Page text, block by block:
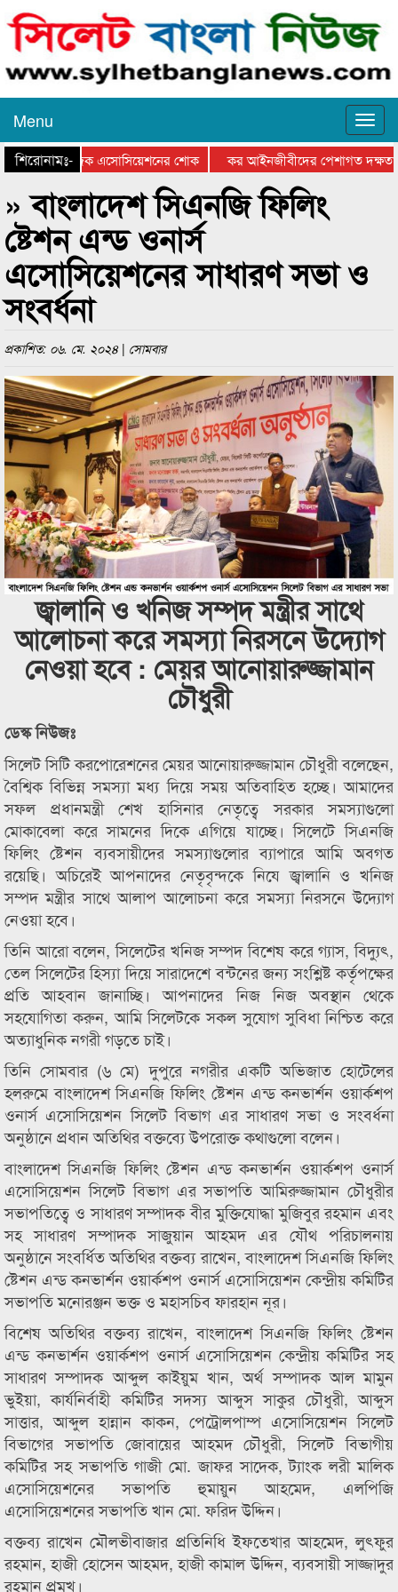
Menu
শিরোনামঃ-
মিউজিক এসোসিয়েশনের শোক কর আইনজীবীদের পেশাগত দক্ষতা
» বাংলাদেশ সিএনজি ফিলিং
ষ্টেশন এন্ড ওনার্স
এসোসিয়েশনের সাধারণ সভা ও
সংবর্ধনা
প্রকাশিত: ০৬. মে. ২০২৪ | সোমবার
জ্বালানি ও খনিজ সম্পদ মন্ত্রীর সাথে
আলোচনা করে সমস্যা নিরসনে উদ্যোগ
নেওয়া হবে : মেয়র আনোয়ারুজ্জামান
চৌধুরী
ডেস্ক নিউজঃ
সিলেট সিটি করপোরেশনের মেয়র আনোয়ারুজ্জামান চৌধুরী বলেছেন,
বৈশ্বিক বিভিন্ন সমস্যা মধ্য দিয়ে সময় অতিবাহিত হচ্ছে। আমাদের
সফল প্রধানমন্ত্রী শেখ হাসিনার নেতৃত্বে সরকার সমস্যাগুলো
মোকাবেলা করে সামনের দিকে এগিয়ে যাচ্ছে। সিলেটে সিএনজি
ফিলিং ষ্টেশন ব্যবসায়ীদের সমস্যাগুলোর ব্যাপারে আমি অবগত
রয়েছি। অচিরেই আপনাদের নেতৃবৃন্দকে নিযে জ্বালানি ও খনিজ
সম্পদ মন্ত্রীর সাথে আলাপ আলোচনা করে সমস্যা নিরসনে উদ্যোগ
নেওয়া হবে।
তিনি আরো বলেন, সিলেটের খনিজ সম্পদ বিশেষ করে গ্যাস, বিদ্যুৎ,
তেল সিলেটের হিস্যা দিয়ে সারাদেশে বন্টনের জন্য সংশ্লিষ্ট কর্তৃপক্ষের
প্রতি আহবান জানাচ্ছি। আপনাদের নিজ নিজ অবস্থান থেকে
সহযোগিতা করুন, আমি সিলেটকে সকল সুযোগ সুবিধা নিশ্চিত করে
অত্যাধুনিক নগরী গড়তে চাই।
তিনি সোমবার (৬ মে) দুপুরে নগরীর একটি অভিজাত হোটেলের
হলরুমে বাংলাদেশ সিএনজি ফিলিং ষ্টেশন এন্ড কনভার্শন ওয়ার্কশপ
ওনার্স এসোসিয়েশন সিলেট বিভাগ এর সাধারণ সভা ও সংবর্ধনা
অনুষ্ঠানে প্রধান অতিথির বক্তব্যে উপরোক্ত কথাগুলো বলেন।
বাংলাদেশ সিএনজি ফিলিং ষ্টেশন এন্ড কনভার্শন ওয়ার্কশপ ওনার্স
এসোসিয়েশন সিলেট বিভাগ এর সভাপতি আমিরুজ্জামান চৌধুরীর
সভাপতিত্বে ও সাধারণ সম্পাদক বীর মুক্তিযোদ্ধা মুজিবুর রহমান এবং
সহ সাধারণ সম্পাদক সাজুয়ান আহমদ এর যৌথ পরিচালনায়
অনুষ্ঠানে সংবর্ধিত অতিথির বক্তব্য রাখেন, বাংলাদেশ সিএনজি ফিলিং
ষ্টেশন এন্ড কনভার্শন ওয়ার্কশপ ওনার্স এসোসিয়েশন কেন্দ্রীয় কমিটির
সভাপতি মনোরঞ্জন ভক্ত ও মহাসচিব ফারহান নূর।
বিশেষ অতিথির বক্তব্য রাখেন, বাংলাদেশ সিএনজি ফিলিং ষ্টেশন
এন্ড কনভার্শন ওয়ার্কশপ ওনার্স এসোসিয়েশন কেন্দ্রীয় কমিটির সহ
সাধারণ সম্পাদক আব্দুল কাইয়ুম খান, অর্থ সম্পাদক আল মামুন
ভুইয়া, কার্যনির্বাহী কমিটির সদস্য আব্দুস সাকুর চৌধুরী, আব্দুস
সাত্তার, আব্দুল হান্নান কাকন, পেট্রোলপাম্প এসোসিয়েশন সিলেট
বিভাগের সভাপতি জোবায়ের আহমদ চৌধুরী, সিলেট বিভাগীয়
কমিটির সহ সভাপতি গাজী মো. জাফর সাদেক, ট্যাংক লরী মালিক
এসোসিয়েশনের সভাপতি হুমায়ুন আহমেদ, এলপিজি
এসোসিয়েশনের সভাপতি খান মো. ফরিদ উদ্দিন।
বক্তব্য রাখেন মৌলভীবাজার প্রতিনিধি ইফতেখার আহমেদ, লুৎফুর
রহমান, হাজী হোসেন আহমদ, হাজী কামাল উদ্দিন, ব্যবসায়ী সাজ্জাদুর
রহমান প্রমুখ।